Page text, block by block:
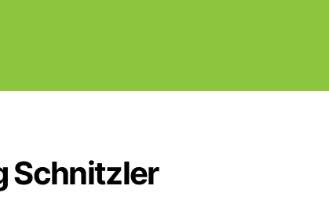
Schnitzler